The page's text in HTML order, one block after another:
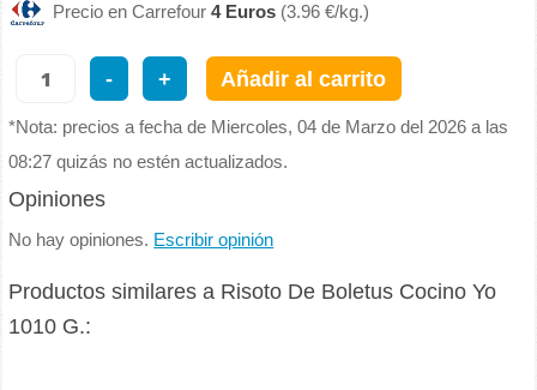
Precio en Carrefour4 Euros (3.96 €/kg.)
- + Añadir al carrito
*Nota: precios a fecha de Miercoles, 04 de Marzo del 2026 a las
08:27 quizás no estén actualizados.
Opiniones
No hay opiniones. Escribir opinión
Productos similares a Risoto De Boletus Cocino Yo
1010 G.: